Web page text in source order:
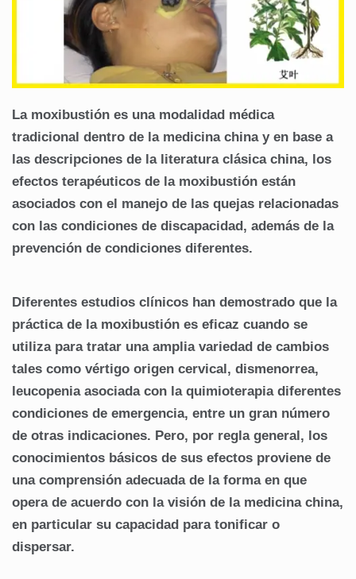
La moxibustión es una modalidad médica
tradicional dentro de la medicina china y en base a
las descripciones de la literatura clásica china, los
efectos terapéuticos de la moxibustión están
asociados con el manejo de las quejas relacionadas
con las condiciones de discapacidad, además de la
prevención de condiciones diferentes.
Diferentes estudios clínicos han demostrado que la
práctica de la moxibustión es eficaz cuando se
utiliza para tratar una amplia variedad de cambios
tales como vértigo origen cervical, dismenorrea,
leucopenia asociada con la quimioterapia diferentes
condiciones de emergencia, entre un gran número
de otras indicaciones. Pero, por regla general, los
conocimientos básicos de sus efectos proviene de
una comprensión adecuada de la forma en que
opera de acuerdo con la visión de la medicina china,
en particular su capacidad para tonificar o
dispersar.